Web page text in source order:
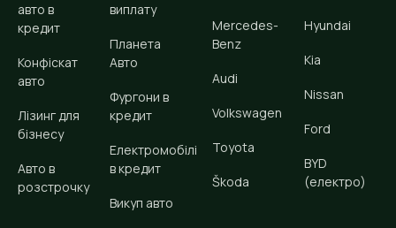
авто в
кредит
Конфіскат
авто
Лізинг для
бізнесу
Авто в
розстрочку
виплату
Планета
Авто
Фургони в
кредит
Електромобілі
в кредит
Викуп авто
Mercedes-
Benz
Audi
Volkswagen
Toyota
Škoda
Hyundai
Kia
Nissan
Ford
BYD
(електро)